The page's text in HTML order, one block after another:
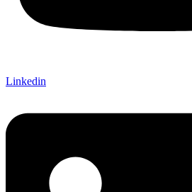
Linkedin